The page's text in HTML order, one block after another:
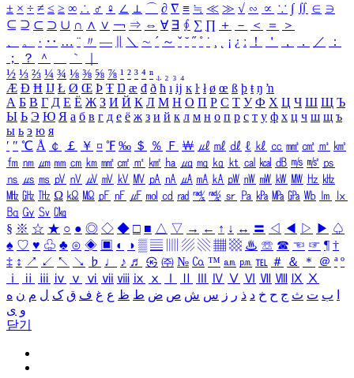
± × ÷ ≠ ≤ ≥ ∞ ∴ ♂ ♀ ∠ ⊥ ⌒ ∂ ∇ ≡ ≒ ≪ ≫ √ ∽ ∝ ∵ ∫ ∬ ∈ ∋
⊆ ⊇ ⊂ ⊃ ∪ ∩ ∧ ∨ ￢ ⇒ ⇔ ∀ ∃ ∮ ∑ ∏ ＋ － ＜ ＝
＞
、
。 · ‥ … ¨ 〃 ― ＼ ∼ ´ ～ ˇ ˘ ˝ ˚ ˙ ¸ ¡ ¿ ː ！ ＇ ， ． ／
：
；
？ ＾ ｀
½ ⅓ ⅔ ¼ ¾ ⅛ ⅜ ⅝ ⅞ ¹ ² ³ ⁴ ⁿ ₁ ₂ ₃ ₄
Æ Ð Ħ Ĳ Ł Ø Œ Þ Ŧ Ŋ æ đ ð ħ ı ĳ ĸ ŀ ł ø œ ß þ ŧ ŋ ŉ
А Б В Г Д Е Ё Ж З И Й К Л М Н О П Р С Т У Ф Х Ц Ч Ш Щ Ъ
Ы Ь Э Ю Я а б в г д е ё ж з и й к л м н о п р с т у ф х ц ч ш щ ъ
ы ь э ю я
′ ″ ℃ Å ￠ ￡ ￥ ¤ ℉ ‰ ＄ ％ Ｆ ￦ ㎕ ㎖ ㎗ ℓ ㎘ ㏄ ㎣ ㎤ ㎥ ㎦
㎙ ㎚ ㎛ ㎜ ㎝ ㎞ ㎟ ㎠ ㎡ ㎢ ㏊ ㎍ ㎎ ㎏ ㏏ ㎈ ㎉ ㏈ ㎧ ㎨ ㎰
㎱ ㎲ ㎳ ㎴ ㎵ ㎶ ㎷ ㎸ ㎹ ㎀ ㎁ ㎂ ㎃ ㎄ ㎺ ㎻ ㎽ ㎾ ㎿ ㎐ ㎑
㎒ ㎓ ㎔ Ω ㏀ ㏁ ㎊ ㎋ ㎌ ㏖ ㏅ ㎭ ㎮ ㎯ ㏛ ㎩ ㎪ ㎫ ㎬ ㏝ ㏐
㏓
㏃ ㏉ ㏜ ㏆
§ ※ ☆ ★ ○ ● ◎ ◇ ◆ □ ■ △ ▽ → ← ↑ ↓ ↔ 〓 ◁ ◀ ▷ ▶ ♤
♠ ♡ ♥ ♧ ♣ ⊙ ◈ ▣ ◐ ◑ ▒ ▤ ▨ ▧ ▦ ▩ ♨ ☏ ☎ ☜ ☞ ¶ †
‡ ↕ ↗ ↙ ↖ ↘ ♭ ♩ ♪ ♬ ㉿ ㈜ № ㏇ ™ ㏂ ㏘ ℡ ＃ ＆ ＊ ＠ ª º
ⅰ
ⅱ ⅲ ⅳ ⅴ ⅵ ⅶ ⅷ ⅸ ⅹ Ⅳ Ⅴ Ⅵ Ⅶ Ⅷ Ⅸ Ⅹ
ب ت ث ج ح خ د ذ ر ز س ش ص ض ط ظ ع غ ف ق ک ل م ن ه
و ی
닫기